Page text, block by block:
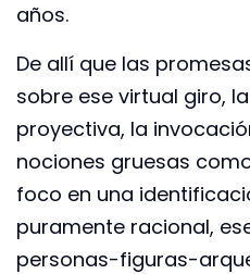
años.
De allí que las
sobre ese virtual giro,
proyectiva, la
nociones gruesas
foco en una
puramente racional,
personas-figuras-